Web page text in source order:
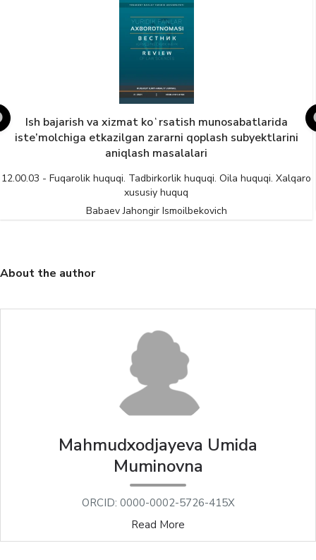
Xalqaro
Ipak qurti pilla xomashyosini tayyorlash va
berishning huquqiy tartibga solinishi
12.00.03 - Fuqarolik huquqi. Tadbirkorlik huquqi. Oila
xususiy huquq
Saidahmedov S M
About the author
Mahmudxodjayeva Umida
Muminovna
ORCID: 0000-0002-5726-415X
Read More